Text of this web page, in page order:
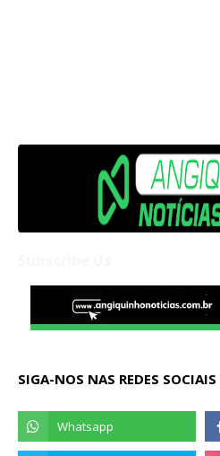
SIGA-NOS NAS REDES SOCIAIS